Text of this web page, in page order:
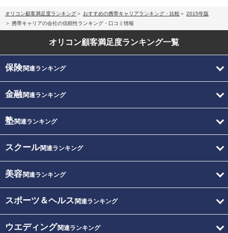
オリコン顧客満足度ランキング おすすめの携帯キャリアランキング・比較
2015年版
携帯キャリアの会社の信頼性ランキング・口コミ情報
オリコン顧客満足度ランキング一覧
保険関連ランキング
金融関連ランキング
塾関連ランキング
スクール関連ランキング
美容関連ランキング
スポーツ＆ヘルス 関連ランキング
ウエディング関連ランキング